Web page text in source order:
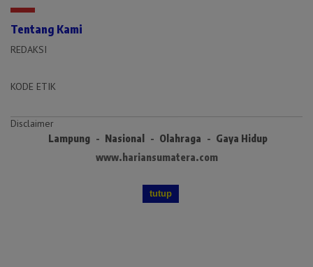
Tentang Kami
REDAKSI
KODE ETIK
Disclaimer
Lampung Nasional Olahraga
Gaya Hidup
www.hariansumatera.com
tutup